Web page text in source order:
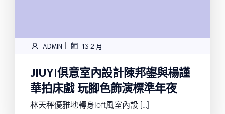
ADMIN | 13 2 月
JIUYI俱意室內設計陳邦鋆與楊謹
華拍床戲 玩腳色飾演標準年夜
林天秤優雅地轉身loft風室內設 […]